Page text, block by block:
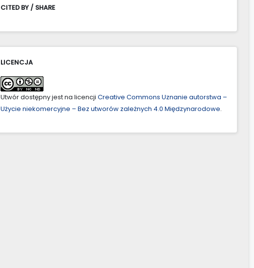
CITED BY / SHARE
LICENCJA
Utwór dostępny jest na licencji Creative Commons Uznanie autorstwa –
Użycie niekomercyjne – Bez utworów zależnych 4.0 Międzynarodowe.